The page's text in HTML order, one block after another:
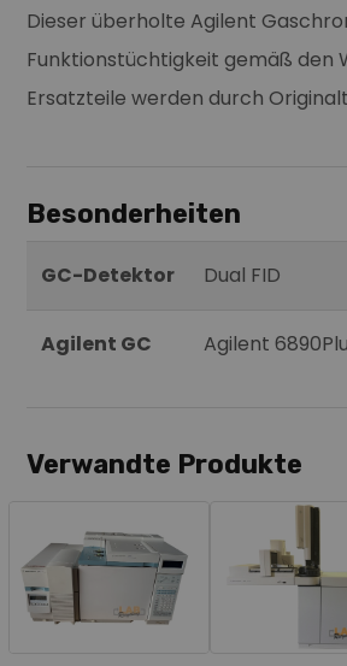
Dieser überholte Agilent
Funktionstüchtigkeit gemäß den
Ersatzteile werden durch
Besonderheiten
GC-Detektor Dual FID
Agilent GC Agilent
Verwandte Produkte